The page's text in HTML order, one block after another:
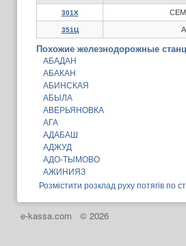
301Х
351Ц
Похожие железнодорожные
АБАДАН
АБАКАН
АБИНСКАЯ
АБЫЛА
АВЕРЬЯНОВКА
АГА
АДАБАШ
АДЖУД
АДО-ТЫМОВО
АЖИНИЯЗ
Розмістити розклад руху потягів по
e-kassa.com © 2026